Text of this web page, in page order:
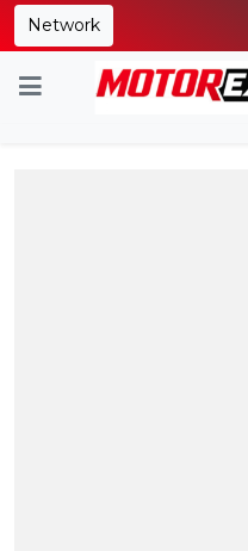
Network